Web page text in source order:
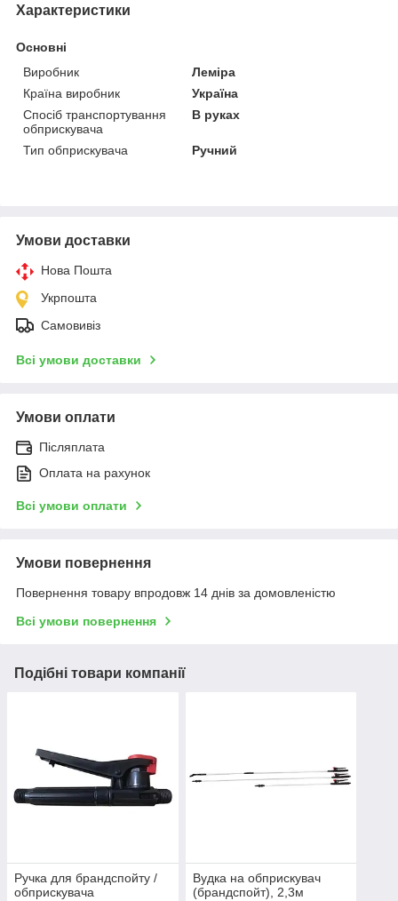
Характеристики
Основні
Виробник
Леміра
Країна виробник
Україна
Спосіб транспортування
обприскувача
В руках
Тип обприскувача Ручний
Умови доставки
Нова Пошта
Укрпошта
Самовивіз
Всі умови доставки
Умови оплати
Післяплата
Оплата на рахунок
Всі умови оплати
Умови повернення
Повернення товару впродовж 14 днів за домовленістю
Всі умови повернення
Подібні товари компанії
Ручка для брандспойту /
обприскувача
Вудка на обприскувач
(брандспойт), 2,3м